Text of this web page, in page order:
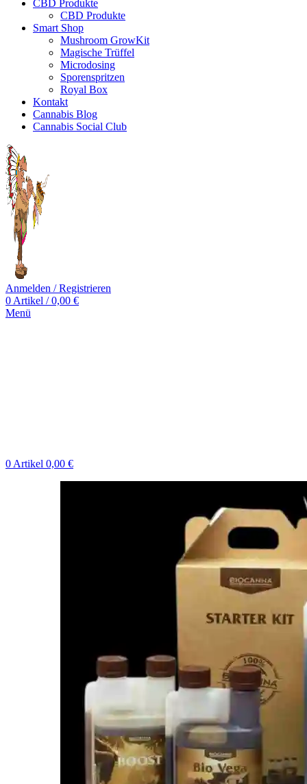
CBD Produkte
CBD Produkte
Smart Shop
Mushroom GrowKit
Magische Trüffel
Microdosing
Sporenspritzen
Royal Box
Kontakt
Cannabis Blog
Cannabis Social Club
Anmelden / Registrieren
0 Artikel / 0,00 €
Menü
0 Artikel 0,00 €